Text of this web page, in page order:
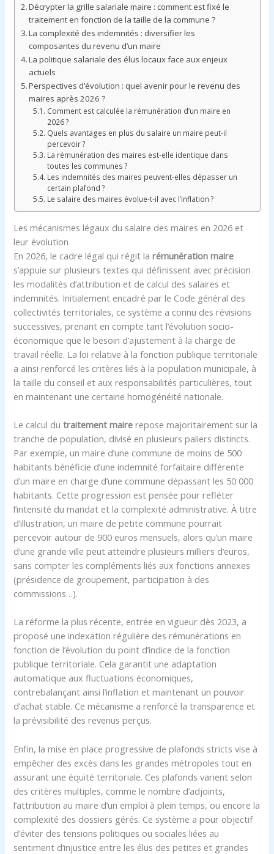
Décrypter la grille salariale maire : comment est fixé le
traitement en fonction de la taille de la commune ?
La complexité des indemnités : diversifier les
composantes du revenu d’un maire
La politique salariale des élus locaux face aux enjeux
actuels
Perspectives d’évolution : quel avenir pour le revenu des
maires après 2026 ?
Comment est calculée la rémunération d’un maire en
2026 ?
Quels avantages en plus du salaire un maire peut-il
percevoir ?
La rémunération des maires est-elle identique dans
toutes les communes ?
Les indemnités des maires peuvent-elles dépasser un
certain plafond ?
Le salaire des maires évolue-t-il avec l’inflation ?
Les mécanismes légaux du salaire des maires en 2026 et
leur évolution
En 2026, le cadre légal qui régit larémunération maire
s’appuie sur plusieurs textes qui définissent avec précision
les modalités d’attribution et de calcul des salaires et
indemnités. Initialement encadré par le Code général des
collectivités territoriales, ce système a connu des révisions
successives, prenant en compte tant l’évolution socio-
économique que le besoin d’ajustement à la charge de
travail réelle. La loi relative à la fonction publique territoriale
a ainsi renforcé les critères liés à la population municipale, à
la taille du conseil et aux responsabilités particulières, tout
en maintenant une certaine homogénéité nationale.
Le calcul dutraitement maire repose majoritairement sur la
tranche de population, divisé en plusieurs paliers distincts.
Par exemple, un maire d’une commune de moins de 500
habitants bénéficie d’une indemnité forfaitaire différente
d’un maire en charge d’une commune dépassant les 50 000
habitants. Cette progression est pensée pour refléter
l’intensité du mandat et la complexité administrative. À titre
d’illustration, un maire de petite commune pourrait
percevoir autour de 900 euros mensuels, alors qu’un maire
d’une grande ville peut atteindre plusieurs milliers d’euros,
sans compter les compléments liés aux fonctions annexes
(présidence de groupement, participation à des
commissions…).
La réforme la plus récente, entrée en vigueur dès 2023, a
proposé une indexation régulière des rémunérations en
fonction de l’évolution du point d’indice de la fonction
publique territoriale. Cela garantit une adaptation
automatique aux fluctuations économiques,
contrebalançant ainsi l’inflation et maintenant un pouvoir
d’achat stable. Ce mécanisme a renforcé la transparence et
la prévisibilité des revenus perçus.
Enfin, la mise en place progressive de plafonds stricts vise à
empêcher des excès dans les grandes métropoles tout en
assurant une équité territoriale. Ces plafonds varient selon
des critères multiples, comme le nombre d’adjoints,
l’attribution au maire d’un emploi à plein temps, ou encore la
complexité des dossiers gérés. Ce système a pour objectif
d’éviter des tensions politiques ou sociales liées au
sentiment d’injustice entre les élus des petites et grandes